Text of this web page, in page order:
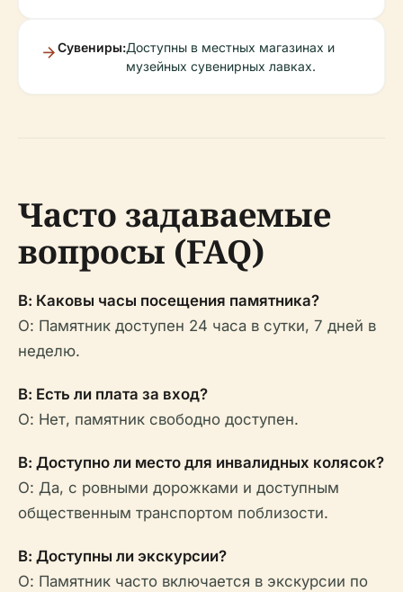
Сувениры:Доступны в местных магазинах и
музейных сувенирных лавках.
Часто задаваемые
вопросы (FAQ)
В: Каковы часы посещения памятника?
О: Памятник доступен 24 часа в сутки, 7 дней в
неделю.
В: Есть ли плата за вход?
О: Нет, памятник свободно доступен.
В: Доступно ли место для инвалидных колясок?
О: Да, с ровными дорожками и доступным
общественным транспортом поблизости.
В: Доступны ли экскурсии?
О: Памятник часто включается в экскурсии по